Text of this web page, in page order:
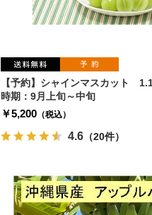
【予約】シャインマスカット
時期：9月上旬～中旬
￥5,200 （税込）
4.6 （20件）